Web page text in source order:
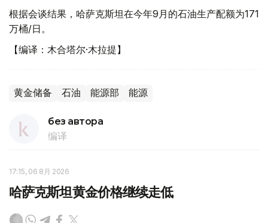
根据会谈结果，哈萨克斯坦在今年9月的石油生产配额为171
万桶/日。
【编译：木合塔尔·木拉提】
黄金储备 石油 能源部 能源
без автора
编译
17:15, 06 8月 2026
哈萨克斯坦黄金价格继续走低